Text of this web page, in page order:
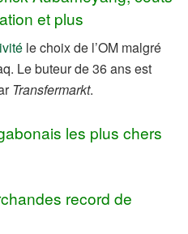
et plus
le choix de l’OM malgré
Le buteur de 36 ans est
Transfermarkt.
les plus chers
record de